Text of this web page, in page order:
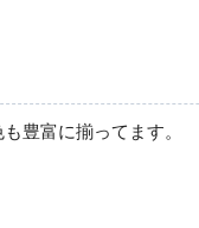
豊富に揃ってます。